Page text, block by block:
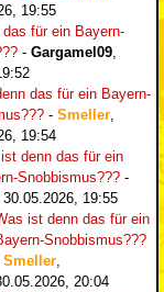
19:55
für ein Bayern-
- Gargamel09
das für ein Bayern-
- Smeller
19:54
denn das für ein
Snobbismus??? -
30.05.2026, 19:55
ist denn das für ein
Snobbismus???
Smeller
20:04